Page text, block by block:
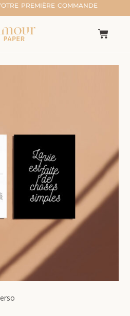
PREMIÈRE COMMANDE